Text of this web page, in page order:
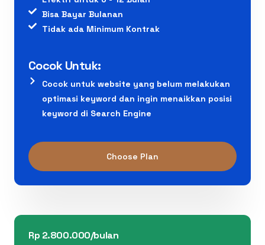
Bisa Bayar Bulanan
Tidak ada Minimum Kontrak
Cocok Untuk:
Cocok untuk website yang belum melakukan
optimasi keyword dan ingin menaikkan posisi
keyword di Search Engine
Choose Plan
Rp 2.800.000/bulan